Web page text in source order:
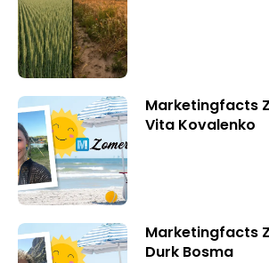
Marketingfacts
Vita Kovalenko
Marketingfacts
Durk Bosma